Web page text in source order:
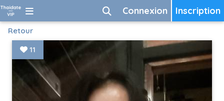
Inscription
Connexion
Retour
11